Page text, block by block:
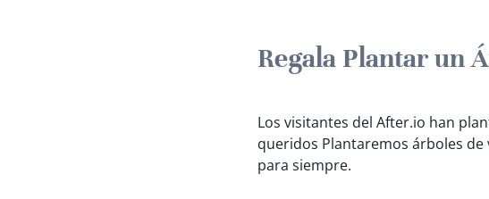
Regala Plantar un
Los visitantes del After.io han
queridos Plantaremos árboles
para siempre.